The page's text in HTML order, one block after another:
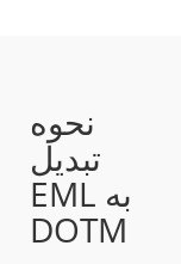
نحوه
تبدیل
EML به
DOTM